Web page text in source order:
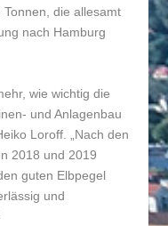
die allesamt
nach Hamburg
wie wichtig die
und Anlagenbau
Loroff. „Nach den
2018 und 2019
guten Elbpegel
und